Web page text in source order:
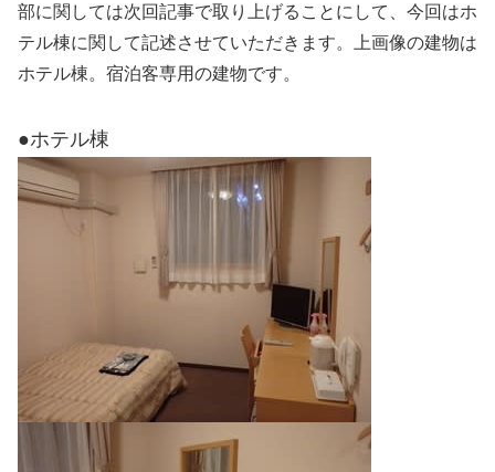
部に関しては次回記事で取り上げることにして、今回はホ
テル棟に関して記述させていただきます。上画像の建物は
ホテル棟。宿泊客専用の建物です。
●ホテル棟